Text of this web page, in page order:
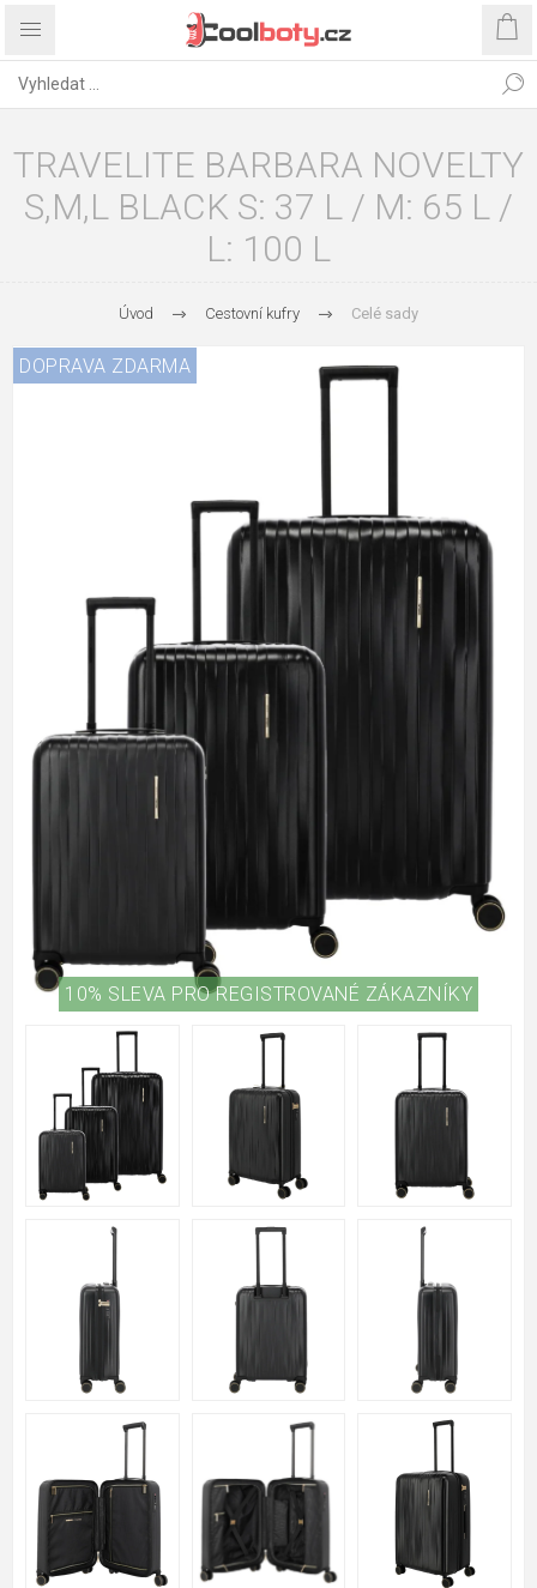
TRAVELITE BARBARA NOVELTY
S,M,L BLACK S: 37 L / M: 65 L /
L: 100 L
Úvod Cestovní kufry Celé sady
DOPRAVA ZDARMA
10% SLEVA PRO REGISTROVANÉ ZÁKAZNÍKY